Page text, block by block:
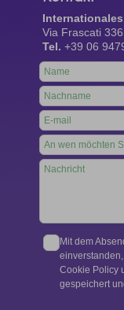
Via Frascati
Tel. +39 06
Leave
this
field
blank
Mit dem
Cookie Policy
gespeichert